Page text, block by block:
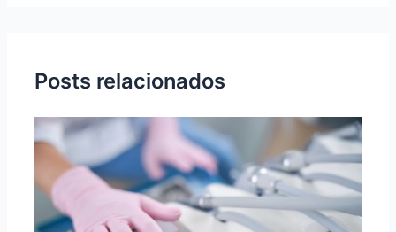
Posts relacionados